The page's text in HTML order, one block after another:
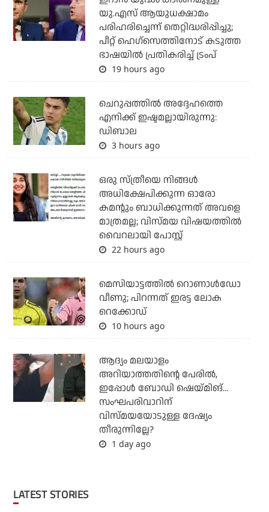
യു.എസ് ആയുധക്ഷാമം
പരിഹരിച്ചെന്ന് തെറ്റിദ്ധരിപ്പിച്ചു;
പീറ്റ് ഹെഗ്‌സെത്തിനോട് കടുത്ത
ഭാഷയില്‍ പ്രതികരിച്ച് ട്രംപ്
19 hours ago
ചെറുപ്പത്തില്‍ അദ്ദേഹത്തെ
എനിക്ക് ഇഷ്ടമല്ലായിരുന്നു:
ഡിബാല
3 hours ago
ഒരു സ്ത്രീയെ നിങ്ങള്‍
അധിക്ഷേപിക്കുന്ന ഓരോ
കമന്റും ബാധിക്കുന്നത് അവളെ
മാത്രമല്ല; വിസ്മയ വിഷയത്തില്‍
വൈറലായി പോസ്റ്റ്
22 hours ago
മെസിയാട്ടത്തില്‍ റൊണാള്‍ഡോ
വീണു; പിറന്നത് ഇരട്ട ലോക
റെക്കോഡ്
10 hours ago
ആദ്യം മലയാളം
അറിയാത്തതിന്റെ പേരില്‍,
ഇപ്പോള്‍ ബോഡി ഷെയ്മിങ്...
സംഘപരിവാറിന്
വിസ്മയയോടുള്ള ദേഷ്യം
തീരുന്നില്ലേ?
1 day ago
LATEST STORIES